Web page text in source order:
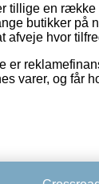
tillige en
butikker på
afveje hvor
er
varer, og får